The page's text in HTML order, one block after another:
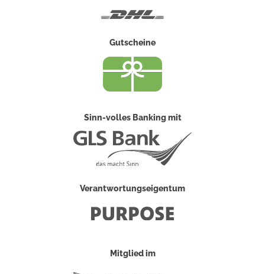
Gutscheine
Sinn-volles Banking mit
Verantwortungseigentum
Mitglied im